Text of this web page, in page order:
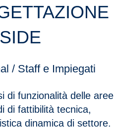
/ Staff e Impiegati
di funzionalità delle aree
di fattibilità tecnica,
dinamica di settore.